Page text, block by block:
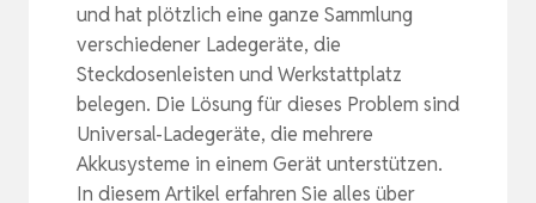
und hat plötzlich eine ganze Sammlung
verschiedener Ladegeräte, die
Steckdosenleisten und Werkstattplatz
belegen. Die Lösung für dieses Problem sind
Universal-Ladegeräte, die mehrere
Akkusysteme in einem Gerät unterstützen.
In diesem Artikel erfahren Sie alles über